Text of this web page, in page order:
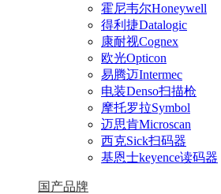
霍尼韦尔Honeywell
得利捷Datalogic
康耐视Cognex
欧光Opticon
易腾迈Intermec
电装Denso扫描枪
摩托罗拉Symbol
迈思肯Microscan
西克Sick扫码器
基恩士keyence读码器
国产品牌